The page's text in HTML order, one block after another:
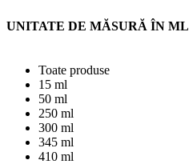
UNITATE DE MĂSURĂ ÎN ML
Toate produse
15 ml
50 ml
250 ml
300 ml
345 ml
410 ml